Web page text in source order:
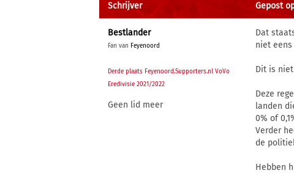
Schrijver Gepost
Bestlander
Fan van Feyenoord
Derde plaats Feyenoord.Supporters.nl VoVo
Eredivisie 2021/2022
Geen lid meer
Dat
niet eens
Dit is
Deze
landen
0% of
Verder
de
Hebben